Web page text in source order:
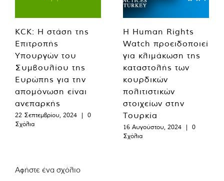
KCK: Η στάση της
Επιτροπής
Υπουργών του
Συμβουλίου της
Ευρώπης για την
απομόνωση είναι
ανεπαρκής
22 Σεπτεμβρίου, 2024 |
0
Σχόλια
Η Human Rights
Watch προειδοποιεί
για κλιμάκωση της
καταστολής των
κουρδικών
πολιτιστικών
στοιχείων στην
Τουρκία
16 Αυγούστου, 2024 |
0
Σχόλια
Αφήστε ένα σχόλιο